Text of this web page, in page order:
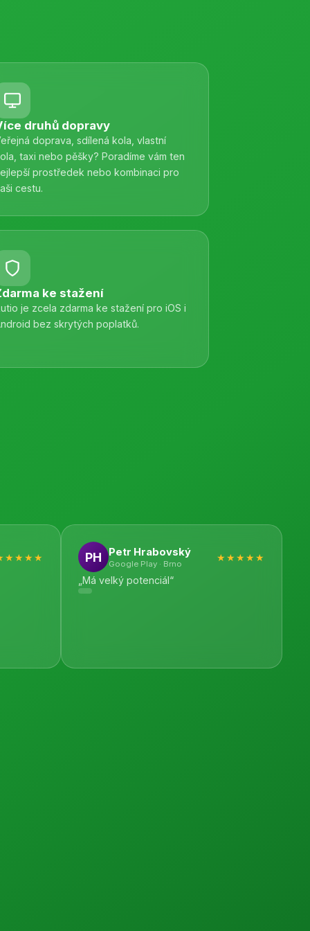
druhů dopravy
doprava, sdílená kola, vlastní
taxi nebo pěšky? Poradíme vám ten
prostředek nebo kombinaci pro
cestu.
ke stažení
je zcela zdarma ke stažení pro iOS i
bez skrytých poplatků.
PH Petr Hrabovský
Google Play · Brno
★★★★★
„Má velký potenciál“